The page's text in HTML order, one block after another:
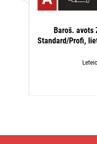
Baroš. avots
Standard/Profi,